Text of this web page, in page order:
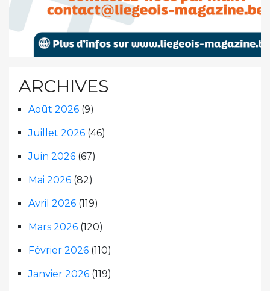
ARCHIVES
Août 2026 (9)
Juillet 2026 (46)
Juin 2026 (67)
Mai 2026 (82)
Avril 2026 (119)
Mars 2026 (120)
Février 2026 (110)
Janvier 2026 (119)